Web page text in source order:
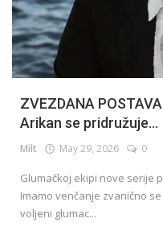
ZVEZDANA
Arikan se pridružuje...
Milt May 29, 2026 0
Glumačkoj ekipi nove serije
Imamo venčanje zvanično
voljeni glumac...